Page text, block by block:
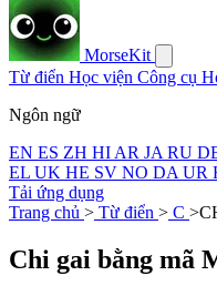
MorseKit
Từ điển Học viện Công cụ
Ngôn ngữ
EN ES ZH HI AR JA RU
EL UK HE SV NO DA UR
Tải ứng dụng
Trang chủ > Từ điển > C >
Chi gai bằng mã